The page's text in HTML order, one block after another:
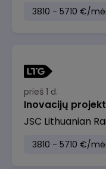
3810 - 5710 €/
prieš 1 d.
Inovacijų
JSC Lithuanian
3810 - 5710 €/